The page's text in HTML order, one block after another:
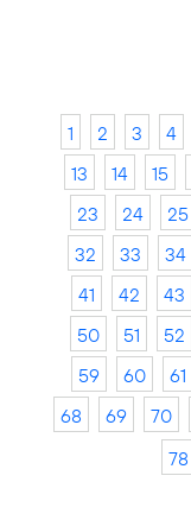
1 2 3 4
13
14 15
23
24 25
32
33 34
41
42 43
50
51 52
59
60 61
68
69 70
78